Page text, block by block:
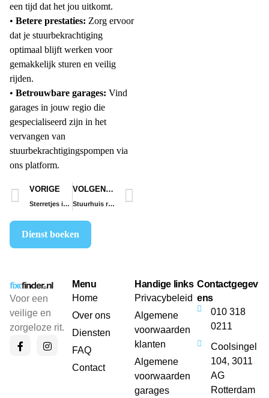
een tijd dat het jou uitkomt.
• Betere prestaties: Zorg ervoor
dat je stuurbekrachtiging
optimaal blijft werken voor
gemakkelijk sturen en veilig
rijden.
• Betrouwbare garages: Vind
garages in jouw regio die
gespecialiseerd zijn in het
vervangen van
stuurbekrachtigingspompen via
ons platform.
VORIGE
Sterretjes in de voorruit repareren
VOLGENDE
Stuurhuis reviseren of vervangen
Dienst boeken
Voor een
veilige en
zorgeloze rit.
Menu
Home
Over ons
Diensten
FAQ
Contact
Handige links
Privacybeleid
Algemene
voorwaarden
klanten
Algemene
voorwaarden
garages
Contactgegev
ens
010 318
0211
Coolsingel
104, 3011
AG
Rotterdam